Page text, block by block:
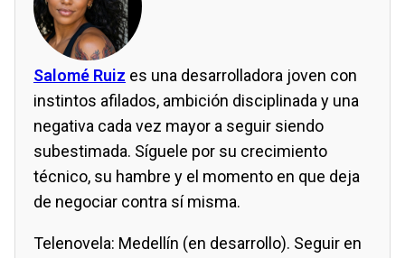
Salomé Ruiz es una desarrolladora joven con
instintos afilados, ambición disciplinada y una
negativa cada vez mayor a seguir siendo
subestimada. Síguele por su crecimiento
técnico, su hambre y el momento en que deja
de negociar contra sí misma.
Telenovela: Medellín (en desarrollo). Seguir en